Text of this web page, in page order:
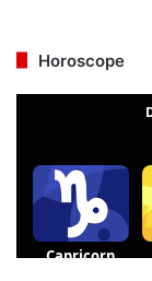
Horoscope